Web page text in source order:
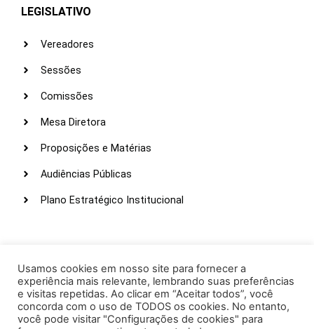
LEGISLATIVO
Vereadores
Sessões
Comissões
Mesa Diretora
Proposições e Matérias
Audiências Públicas
Plano Estratégico Institucional
Webmail
Intranet
Administração
Usamos cookies em nosso site para fornecer a
experiência mais relevante, lembrando suas preferências
e visitas repetidas. Ao clicar em “Aceitar todos”, você
concorda com o uso de TODOS os cookies. No entanto,
você pode visitar "Configurações de cookies" para